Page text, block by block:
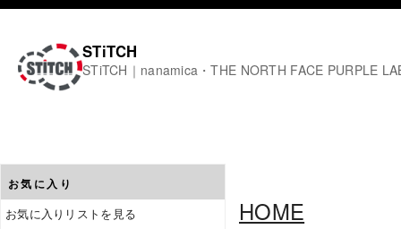
STiTCH
STiTCH｜nanamica・THE NORTH FACE PURPLE
お気に入り
お気に入りリストを見る
HOME